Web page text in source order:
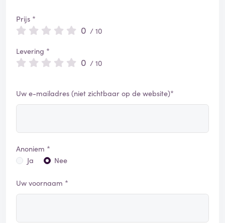
Prijs *
0 / 10
Levering *
0 / 10
Uw e-mailadres (niet zichtbaar op de website)*
Anoniem *
Ja
Nee
Uw voornaam *